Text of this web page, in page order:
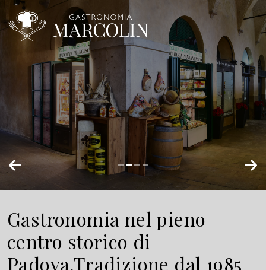
Gastronomia nel pieno
centro storico di
Padova.Tradizione dal 1985